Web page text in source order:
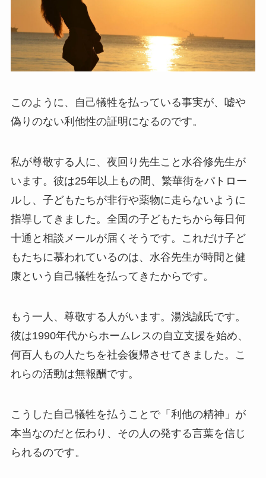
このように、自己犠牲を払っている事実が、嘘や
偽りのない利他性の証明になるのです。
私が尊敬する人に、夜回り先生こと水谷修先生が
います。彼は25年以上もの間、繁華街をパトロー
ルし、子どもたちが非行や薬物に走らないように
指導してきました。全国の子どもたちから毎日何
十通と相談メールが届くそうです。これだけ子ど
もたちに慕われているのは、水谷先生が時間と健
康という自己犠牲を払ってきたからです。
もう一人、尊敬する人がいます。湯浅誠氏です。
彼は1990年代からホームレスの自立支援を始め、
何百人もの人たちを社会復帰させてきました。こ
れらの活動は無報酬です。
こうした自己犠牲を払うことで「利他の精神」が
本当なのだと伝わり、その人の発する言葉を信じ
られるのです。